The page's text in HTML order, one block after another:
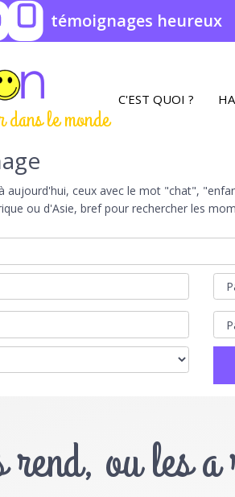
témoignages heureux
le monde
C'EST QUOI ?
aujourd'hui, ceux avec le mot "chat",
ou d'Asie, bref pour rechercher les
rend, ou les